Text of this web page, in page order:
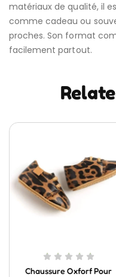
matériaux de qualité, il
comme cadeau ou
proches. Son format
facilement partout.
Chaussure Oxforf Pour